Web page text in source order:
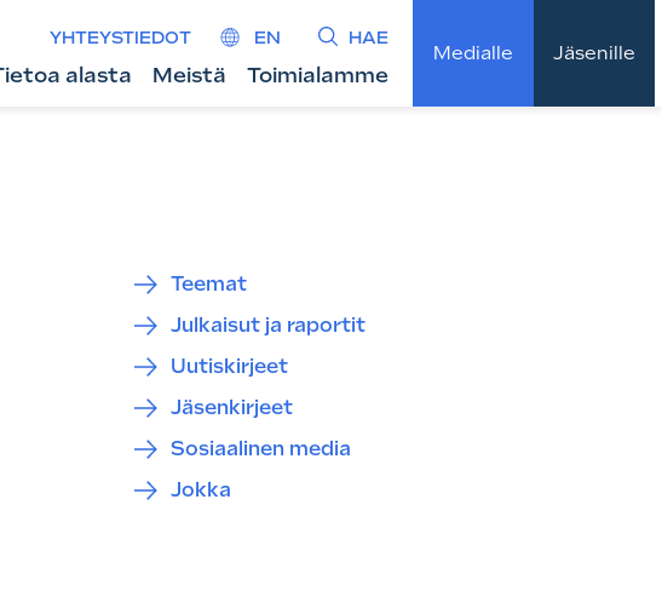
YHTEYSTIEDOT EN HAE
alasta Meistä Toimialamme
Medialle Jäsenille
Teemat
Julkaisut ja raportit
Uutiskirjeet
Jäsenkirjeet
Sosiaalinen media
Jokka